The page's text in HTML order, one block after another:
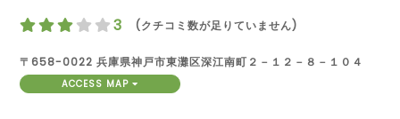
3 (クチコミ数が足りていません)
〒658-0022 兵庫県神戸市東灘区深江南町２－１２－８－１０４
ACCESS MAP